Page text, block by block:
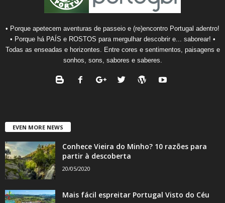
• Porque apetecem aventuras de passeio e (re)encontro Portugal adentro!
• Porque há PAÍS e ROSTOS para mergulhar descobrir e... saborear! •
Todas as enseadas e horizontes. Entre cores e sentimentos, paisagens e
sonhos, sons, sabores e saberes.
EVEN MORE NEWS
Conhece Vieira do Minho? 10 razões para
partir à descoberta
20/05/2020
Mais fácil espreitar Portugal Visto do Céu